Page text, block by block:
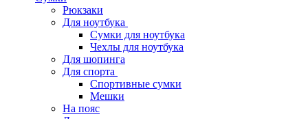
Рюкзаки
Для ноутбука
Сумки для ноутбука
Чехлы для ноутбука
Для шопинга
Для спорта
Спортивные сумки
Мешки
На пояс